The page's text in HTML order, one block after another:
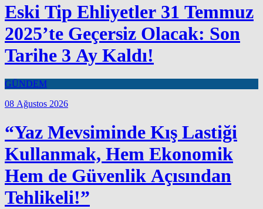
Eski Tip Ehliyetler 31 Temmuz
2025’te Geçersiz Olacak: Son
Tarihe 3 Ay Kaldı!
GÜNDEM
08 Ağustos 2026
“Yaz Mevsiminde Kış Lastiği
Kullanmak, Hem Ekonomik
Hem de Güvenlik Açısından
Tehlikeli!”